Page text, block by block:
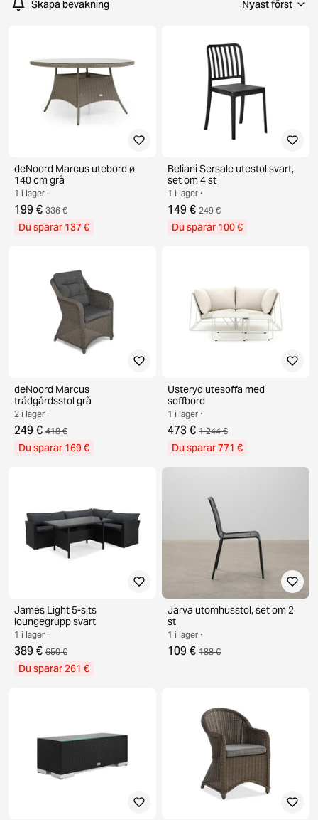
favorit redan idag!
Skapa bevakning
deNoord Marcus utebord ø
140 cm grå
1 i lager ·
199 € 336 €
Du sparar 137 €
Beliani Sersale utestol svart,
set om 4 st
1 i lager ·
149 € 249 €
Du sparar 100 €
deNoord Marcus
trädgårdsstol grå
2 i lager ·
249 € 418 €
Du sparar 169 €
Usteryd utesoffa med
soffbord
1 i lager ·
473 € 1 244 €
Du sparar 771 €
James Light 5-sits
loungegrupp svart
1 i lager ·
389 € 650 €
Du sparar 261 €
Jarva utomhusstol, set om 2
st
1 i lager ·
109 € 188 €